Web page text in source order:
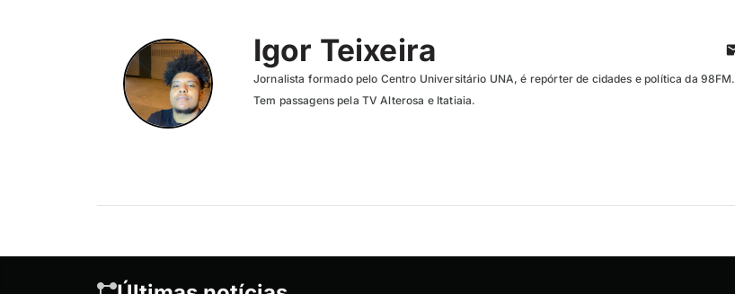
Igor Teixeira
Jornalista formado pelo Centro Universitário UNA, é repórter de cidades e política da 98FM.
Tem passagens pela TV Alterosa e Itatiaia.